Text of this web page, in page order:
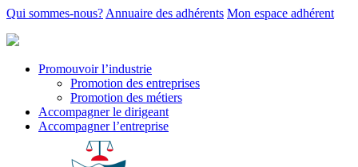
Qui sommes-nous? Annuaire des adhérents Mon espace adhérent
Promouvoir l’industrie
Promotion des entreprises
Promotion des métiers
Accompagner le dirigeant
Accompagner l’entreprise